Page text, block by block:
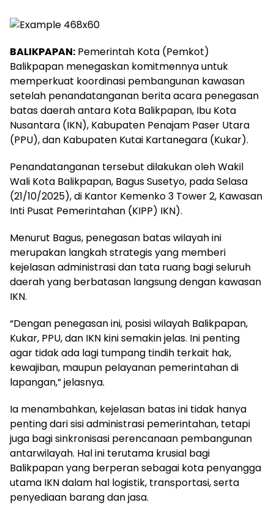
BALIKPAPAN: Pemerintah Kota (Pemkot)
Balikpapan menegaskan komitmennya untuk
memperkuat koordinasi pembangunan kawasan
setelah penandatanganan berita acara penegasan
batas daerah antara Kota Balikpapan, Ibu Kota
Nusantara (IKN), Kabupaten Penajam Paser Utara
(PPU), dan Kabupaten Kutai Kartanegara (Kukar).
Penandatanganan tersebut dilakukan oleh Wakil
Wali Kota Balikpapan, Bagus Susetyo, pada Selasa
(21/10/2025), di Kantor Kemenko 3 Tower 2, Kawasan
Inti Pusat Pemerintahan (KIPP) IKN).
Menurut Bagus, penegasan batas wilayah ini
merupakan langkah strategis yang memberi
kejelasan administrasi dan tata ruang bagi seluruh
daerah yang berbatasan langsung dengan kawasan
IKN.
“Dengan penegasan ini, posisi wilayah Balikpapan,
Kukar, PPU, dan IKN kini semakin jelas. Ini penting
agar tidak ada lagi tumpang tindih terkait hak,
kewajiban, maupun pelayanan pemerintahan di
lapangan,” jelasnya.
Ia menambahkan, kejelasan batas ini tidak hanya
penting dari sisi administrasi pemerintahan, tetapi
juga bagi sinkronisasi perencanaan pembangunan
antarwilayah. Hal ini terutama krusial bagi
Balikpapan yang berperan sebagai kota penyangga
utama IKN dalam hal logistik, transportasi, serta
penyediaan barang dan jasa.